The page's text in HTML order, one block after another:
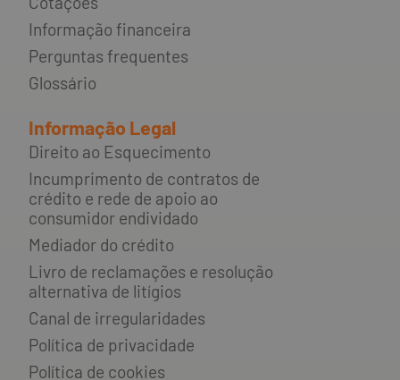
Informação financeira
Perguntas frequentes
Glossário
Informação Legal
Direito ao Esquecimento
Incumprimento de contratos de
crédito e rede de apoio ao
consumidor endividado
Mediador do crédito
Livro de reclamações e resolução
alternativa de litígios
Canal de irregularidades
Política de privacidade
Política de cookies